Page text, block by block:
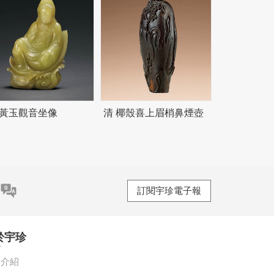
玉觀音坐像 清 椰殼喜上眉梢鼻煙壺
訂閱宇珍電子報
宇珍
紹